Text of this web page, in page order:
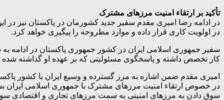
تأکید بر ارتقاء امنیت مرزهای مشترک
در ادامه رضا امیری مقدم سفیر جدید کشورمان در پاکستان نیز در
در اولویت کاری قرار داده و موارد مطروحه را پیگیری خواهد کرد.
سفیر جمهوری اسلامی ایران در کشور جمهوری پاکستان در ادامه
کار تخصص داشته و پاسخگوی مسئولیتی که بر عهده او گذاشته
امیری مقدم ضمن اشاره به مرز گسترده و وسیع ایران با کشور
در خصوص ارتقاء امنیت مرزهای مشترک با جمهوری اسلامی ایران
سوق دادن به مرزهای امنیتی به سمت مرزهای تجاری و اقتصادی